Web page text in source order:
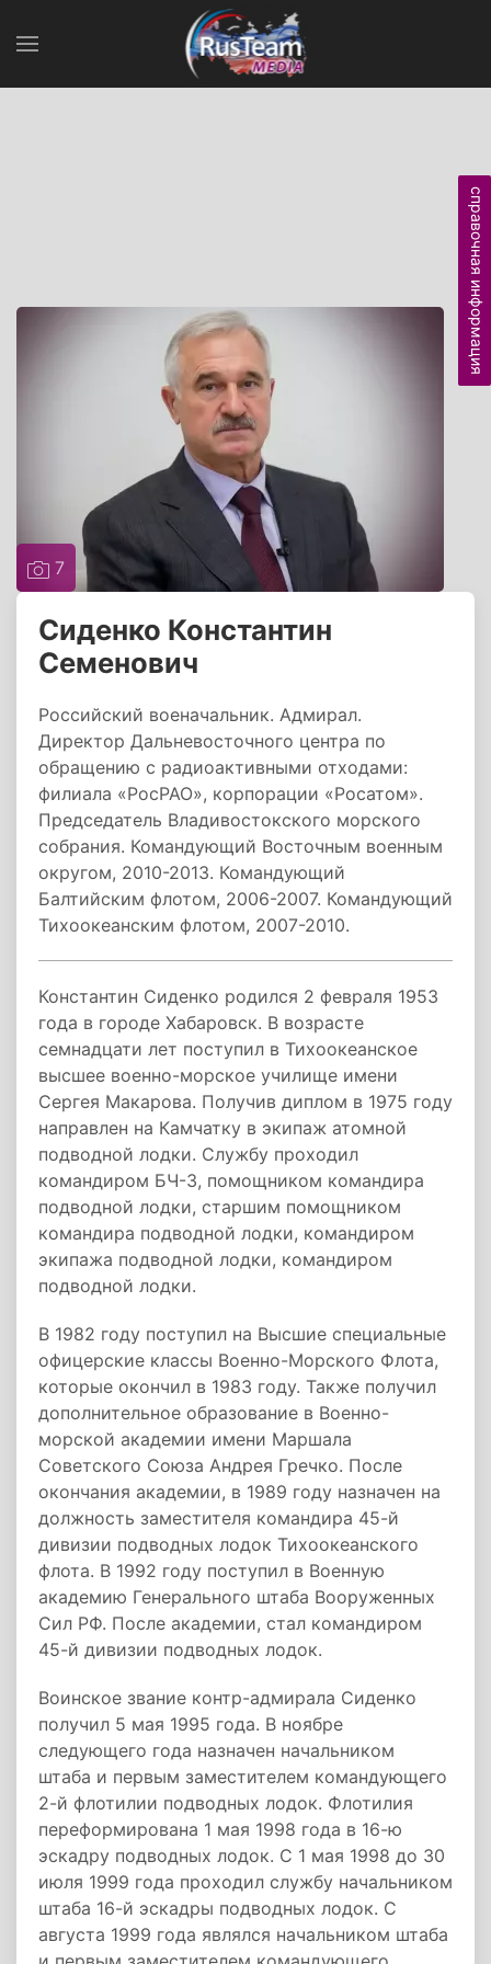
7
Сиденко Константин
Семенович
Российский военачальник. Адмирал.
Директор Дальневосточного центра по
обращению с радиоактивными отходами:
филиала «РосРАО», корпорации «Росатом».
Председатель Владивостокского морского
собрания. Командующий Восточным военным
округом, 2010-2013. Командующий
Балтийским флотом, 2006-2007. Командующий
Тихоокеанским флотом, 2007-2010.
Константин Сиденко родился 2 февраля 1953
года в городе Хабаровск. В возрасте
семнадцати лет поступил в Тихоокеанское
высшее военно-морское училище имени
Сергея Макарова. Получив диплом в 1975 году
направлен на Камчатку в экипаж атомной
подводной лодки. Службу проходил
командиром БЧ-3, помощником командира
подводной лодки, старшим помощником
командира подводной лодки, командиром
экипажа подводной лодки, командиром
подводной лодки.
В 1982 году поступил на Высшие специальные
офицерские классы Военно-Морского Флота,
которые окончил в 1983 году. Также получил
дополнительное образование в Военно-
морской академии имени Маршала
Советского Союза Андрея Гречко. После
окончания академии, в 1989 году назначен на
должность заместителя командира 45-й
дивизии подводных лодок Тихоокеанского
флота. В 1992 году поступил в Военную
академию Генерального штаба Вооруженных
Сил РФ. После академии, стал командиром
45-й дивизии подводных лодок.
Воинское звание контр-адмирала Сиденко
получил 5 мая 1995 года. В ноябре
следующего года назначен начальником
штаба и первым заместителем командующего
2-й флотилии подводных лодок. Флотилия
переформирована 1 мая 1998 года в 16-ю
эскадру подводных лодок. С 1 мая 1998 до 30
июля 1999 года проходил службу начальником
штаба 16-й эскадры подводных лодок. С
августа 1999 года являлся начальником штаба
справочная информация